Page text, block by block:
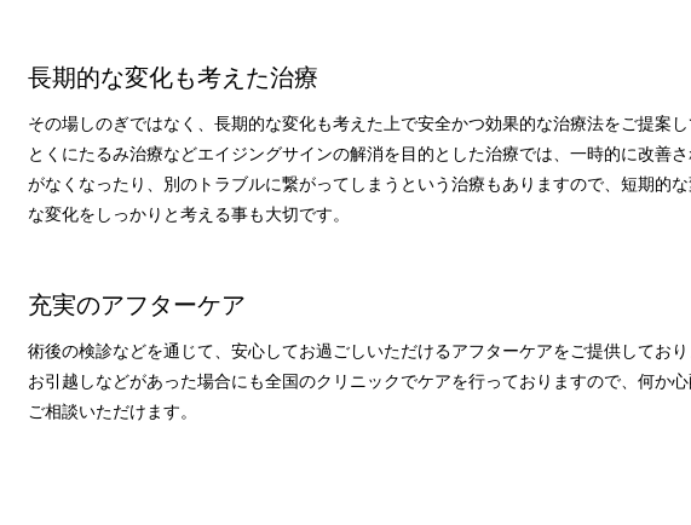
長期的な変化も考えた治療
その場しのぎではなく、長期的な変化も考えた上で安全かつ効果的な治療法をご提案し
とくにたるみ治療などエイジングサインの解消を目的とした治療では、一時的に改善
がなくなったり、別のトラブルに繋がってしまうという治療もありますので、短期的
な変化をしっかりと考える事も大切です。
充実のアフターケア
術後の検診などを通じて、安心してお過ごしいただけるアフターケアをご提供しており
お引越しなどがあった場合にも全国のクリニックでケアを行っておりますので、何か
ご相談いただけます。